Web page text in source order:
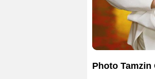
Photo Tamzin